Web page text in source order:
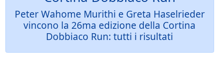
Peter Wahome Murithi e Greta Haselrieder
vincono la 26ma edizione della Cortina
Dobbiaco Run: tutti i risultati